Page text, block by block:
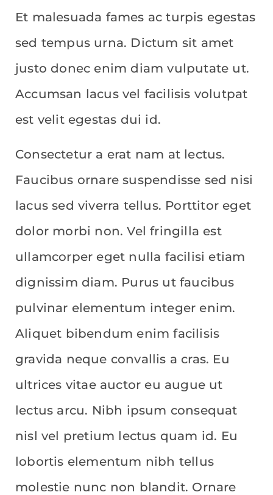
Et malesuada fames ac turpis egestas
sed tempus urna. Dictum sit amet
justo donec enim diam vulputate ut.
Accumsan lacus vel facilisis volutpat
est velit egestas dui id.
Consectetur a erat nam at lectus.
Faucibus ornare suspendisse sed nisi
lacus sed viverra tellus. Porttitor eget
dolor morbi non. Vel fringilla est
ullamcorper eget nulla facilisi etiam
dignissim diam. Purus ut faucibus
pulvinar elementum integer enim.
Aliquet bibendum enim facilisis
gravida neque convallis a cras. Eu
ultrices vitae auctor eu augue ut
lectus arcu. Nibh ipsum consequat
nisl vel pretium lectus quam id. Eu
lobortis elementum nibh tellus
molestie nunc non blandit. Ornare